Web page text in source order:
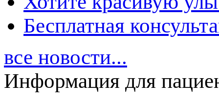
Бесплатная
все новости...
Информация для